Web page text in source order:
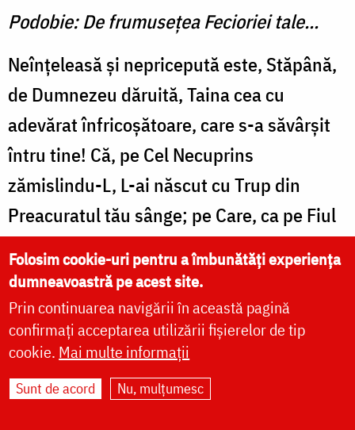
Podobie: De frumuseţea Fecioriei tale...
Neînţeleasă şi nepricepută este, Stăpână,
de Dumnezeu dăruită, Taina cea cu
adevărat înfricoşătoare, care s-a săvârşit
întru tine! Că, pe Cel Necuprins
zămislindu-L, L-ai născut cu Trup din
Preacuratul tău sânge; pe Care, ca pe Fiul
tău, roagă-L totdeauna, Preacurată, să
mân­tuiască sufletele noastre.
SEDELNA Sfintei Cruci şi a Preasfintei
Născătoare de Dumnezeu
Folosim cookie-uri pentru a îmbunătăți experiența
dumneavoastră pe acest site.
Prin continuarea navigării în această pagină
confirmați acceptarea utilizării fișierelor de tip
cookie. Mai multe informații
Sunt de acord Nu, mulțumesc